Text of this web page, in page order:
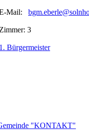
Mail:
Zimmer: 3
1. Bürgermeister
"KONTAKT"